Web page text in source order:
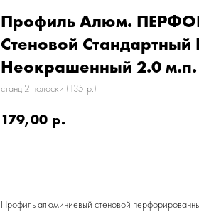
Профиль Алюм.
Стеновой Стандартный
Неокрашенный 2.0 м.п.
станд.2 полоски (135гр.)
179,00 р.
Профиль алюминиевый стеновой